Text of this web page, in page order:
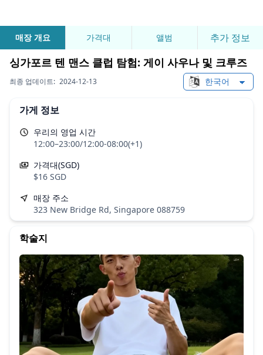
매장 개요 가격대 앨범 추가 정보
싱가포르 텐 맨스 클럽 탐험: 게이 사우나 및 크루즈
최종 업데이트: 2024-12-13
Change
가게 정보
우리의 영업 시간
12:00–23:00/12:00-08:00(+1)
가격대(SGD)
$16 SGD
매장 주소
323 New Bridge Rd, Singapore 088759
학술지